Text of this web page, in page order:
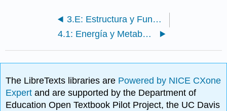
3.E: Estructura y Función Celular (Ejercicios)
4.1: Energía y Metabolismo
The LibreTexts libraries are Powered by NICE CXone
Expertand are supported by the Department of
Education Open Textbook Pilot Project, the UC Davis